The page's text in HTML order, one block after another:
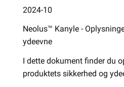
2024-10
Neolus™ Kanyle -
ydeevne
I dette dokument finder du
produktets sikkerhed og